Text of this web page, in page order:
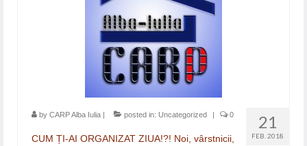
21
FEB. 2018
by CARP Alba Iulia posted in: Uncategorized 0
CUM ȚI-AI ORGANIZAT ZIUA!?! Noi, vârstnicii,